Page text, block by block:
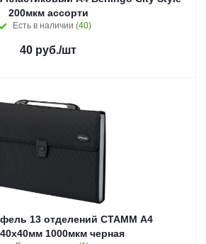
200мкм ассорти
Есть в наличии (40)
40 руб./шт
13 отделений СТАММ А4
1000мкм черная